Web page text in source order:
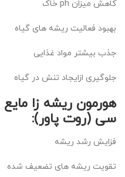
کاهش میزان ph خاک
بهبود فعالیت ریشه های گیاه
جذب بیشتر مواد غذایی
جلوگیری ازایجاد تنش در گیاه
سی (روت پاور):
فزایش رشد ریشه
تقویت ریشه های تضعیف شده